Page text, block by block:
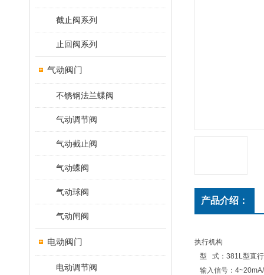
截止阀系列
止回阀系列
气动阀门
不锈钢法兰蝶阀
气动调节阀
气动截止阀
气动蝶阀
气动球阀
气动闸阀
电动阀门
电动调节阀
产品介绍：
执行机构
型 式：381L型直
输入信号：